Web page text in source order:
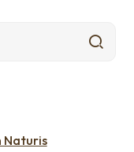
Naturis